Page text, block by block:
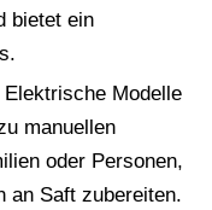
bietet ein
Elektrische Modelle
manuellen
oder Personen,
an Saft zubereiten.